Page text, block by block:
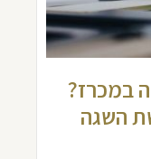
במכרז?
השגה